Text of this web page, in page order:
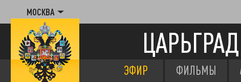
МОСКВА
ЦАРЬГРАД
ЭФИР ФИЛЬМЫ